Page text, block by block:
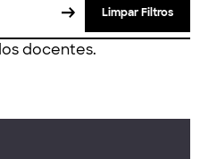
Limpar Filtros
docentes.